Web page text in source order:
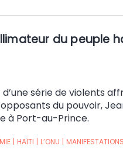
du peuple
d’une série de violents
du pouvoir,
à Port-au-Prince.
| HAÏTI | L’ONU |